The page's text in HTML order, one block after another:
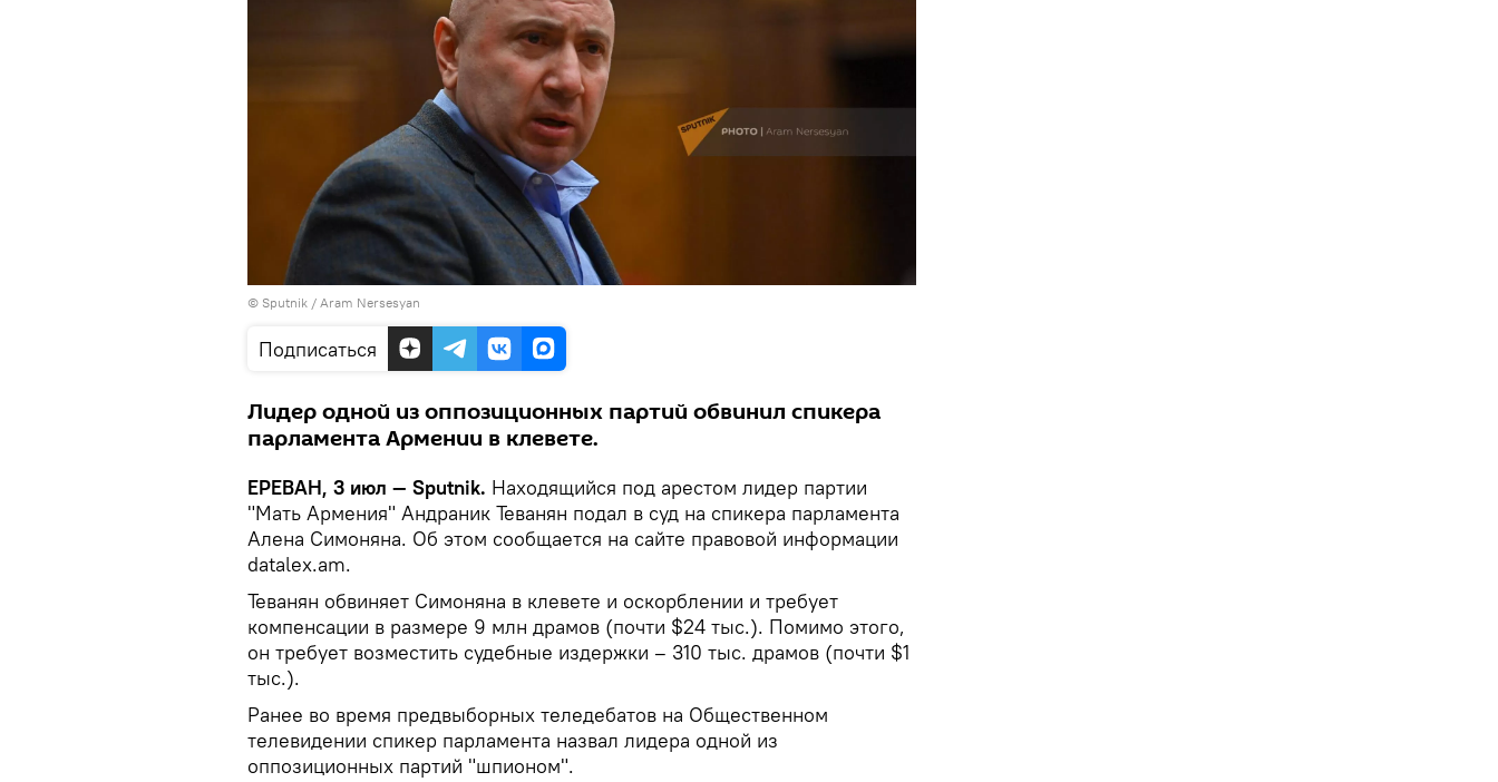
© Sputnik / Aram Nersesyan
Подписаться
Лидер одной из оппозиционных партий обвинил спикера
парламента Армении в клевете.
ЕРЕВАН, 3 июл — Sputnik. Находящийся под арестом лидер партии
"Мать Армения" Андраник Теванян подал в суд на спикера парламента
Алена Симоняна. Об этом сообщается на сайте правовой информации
datalex.am.
Теванян обвиняет Симоняна в клевете и оскорблении и требует
компенсации в размере 9 млн драмов (почти $24 тыс.). Помимо этого,
он требует возместить судебные издержки – 310 тыс. драмов (почти $1
тыс.).
Ранее во время предвыборных теледебатов на Общественном
телевидении спикер парламента назвал лидера одной из
оппозиционных партий "шпионом".